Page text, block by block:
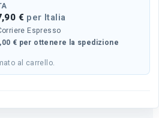
€ per Italia
Espresso
€ per ottenere la spedizione
al carrello.